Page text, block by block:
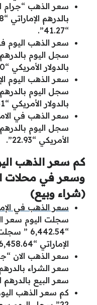
“41.27”.
بالدولار الأمريكي “32.10”.
بالدولار الأمريكي “27.51”.
الأمريكي “22.93”.
وسعر في محلات
(شراء وبيع)
سعر الذهب في
سجلت اليوم سعر
الإماراتي “6,458.64 “.
سعر البيع بالدرهم
كم سعر الذهب